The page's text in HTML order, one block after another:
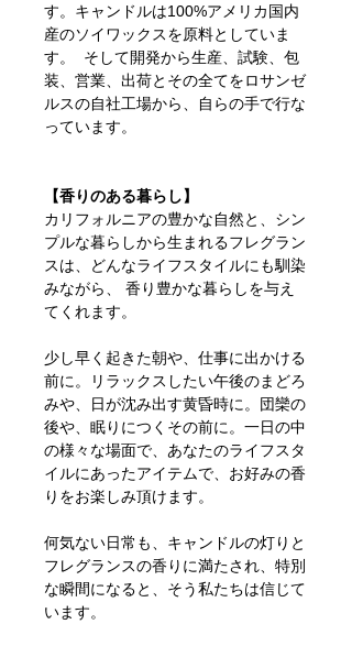
す。キャンドルは100%アメリカ国内
産のソイワックスを原料としていま
す。 そして開発から生産、試験、包
装、営業、出荷とその全てをロサンゼ
ルスの自社工場から、自らの手で行な
っています。
【香りのある暮らし】
カリフォルニアの豊かな自然と、シン
プルな暮らしから生まれるフレグラン
スは、どんなライフスタイルにも馴染
みながら、 香り豊かな暮らしを与え
てくれます。
少し早く起きた朝や、仕事に出かける
前に。リラックスしたい午後のまどろ
みや、日が沈み出す黄昏時に。団欒の
後や、眠りにつくその前に。一日の中
の様々な場面で、あなたのライフスタ
イルにあったアイテムで、お好みの香
りをお楽しみ頂けます。
何気ない日常も、キャンドルの灯りと
フレグランスの香りに満たされ、特別
な瞬間になると、そう私たちは信じて
います。